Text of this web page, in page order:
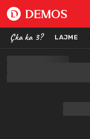
Çka ka 3? LAJME